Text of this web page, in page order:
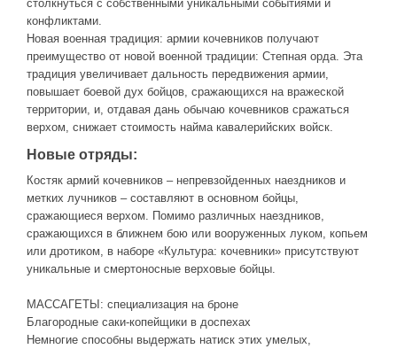
столкнуться с собственными уникальными событиями и
конфликтами.
Новая военная традиция: армии кочевников получают
преимущество от новой военной традиции: Степная орда. Эта
традиция увеличивает дальность передвижения армии,
повышает боевой дух бойцов, сражающихся на вражеской
территории, и, отдавая дань обычаю кочевников сражаться
верхом, снижает стоимость найма кавалерийских войск.
Новые отряды:
Костяк армий кочевников – непревзойденных наездников и
метких лучников – составляют в основном бойцы,
сражающиеся верхом. Помимо различных наездников,
сражающихся в ближнем бою или вооруженных луком, копьем
или дротиком, в наборе «Культура: кочевники» присутствуют
уникальные и смертоносные верховые бойцы.
МАССАГЕТЫ: специализация на броне
Благородные саки-копейщики в доспехах
Немногие способны выдержать натиск этих умелых,